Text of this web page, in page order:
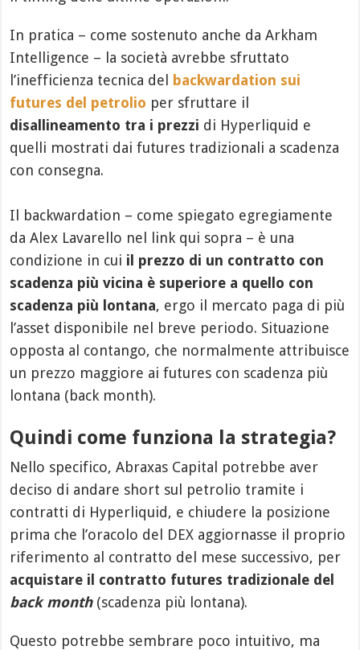
In pratica – come sostenuto anche da Arkham
Intelligence – la società avrebbe sfruttato
l’inefficienza tecnica del backwardation sui
futures del petrolio per sfruttare il
disallineamento tra i prezzi di Hyperliquid e
quelli mostrati dai futures tradizionali a scadenza
con consegna.
Il backwardation – come spiegato egregiamente
da Alex Lavarello nel link qui sopra – è una
condizione in cui il prezzo di un contratto con
scadenza più vicina è superiore a quello con
scadenza più lontana, ergo il mercato paga di più
l’asset disponibile nel breve periodo. Situazione
opposta al contango, che normalmente attribuisce
un prezzo maggiore ai futures con scadenza più
lontana (back month).
Quindi come funziona la strategia?
Nello specifico, Abraxas Capital potrebbe aver
deciso di andare short sul petrolio tramite i
contratti di Hyperliquid, e chiudere la posizione
prima che l’oracolo del DEX aggiornasse il proprio
riferimento al contratto del mese successivo, per
acquistare il contratto futures tradizionale del
back month(scadenza più lontana).
Questo potrebbe sembrare poco intuitivo, ma